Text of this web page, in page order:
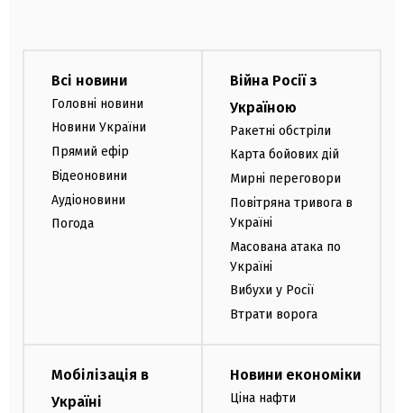
Всі новини
Головні новини
Новини України
Прямий ефір
Відеоновини
Аудіоновини
Погода
Війна Росії з
Україною
Ракетні обстріли
Карта бойових дій
Мирні переговори
Повітряна тривога в
Україні
Масована атака по
Україні
Вибухи у Росії
Втрати ворога
Мобілізація в
Україні
Новини економіки
Ціна нафти